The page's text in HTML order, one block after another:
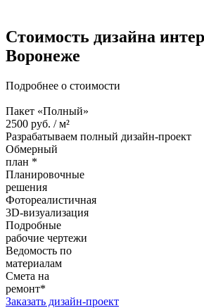
Стоимость дизайна
Воронеже
Подробнее о стоимости
Пакет «Полный»
2500 руб. /м²
Разрабатываем полный дизайн-проект
Обмерный
план *
Планировочные
решения
Фотореалистичная
3D-визуализация
Подробные
рабочие чертежи
Ведомость по
материалам
Смета на
ремонт*
Заказать дизайн-проект